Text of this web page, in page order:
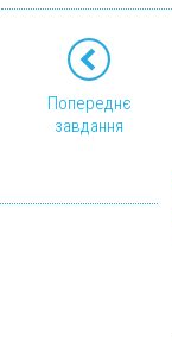
Попереднє
завдання